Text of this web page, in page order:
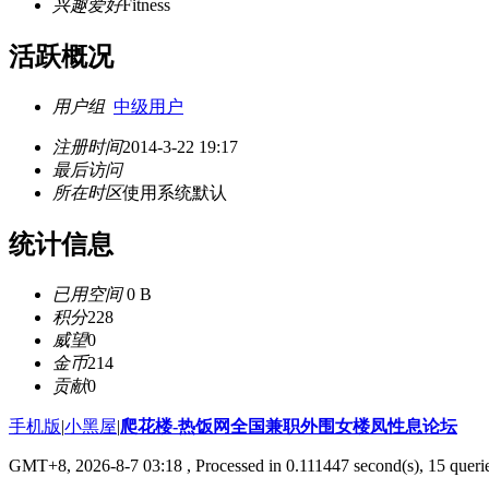
兴趣爱好Fitness
活跃概况
用户组 中级用户
注册时间2014-3-22 19:17
最后访问
所在时区使用系统默认
统计信息
已用空间0 B
积分228
威望0
金币214
贡献0
手机版|小黑屋|爬花楼-热饭网全国兼职外围女楼凤性息论坛
GMT+8, 2026-8-7 03:18 , Processed in 0.111447 second(s), 15